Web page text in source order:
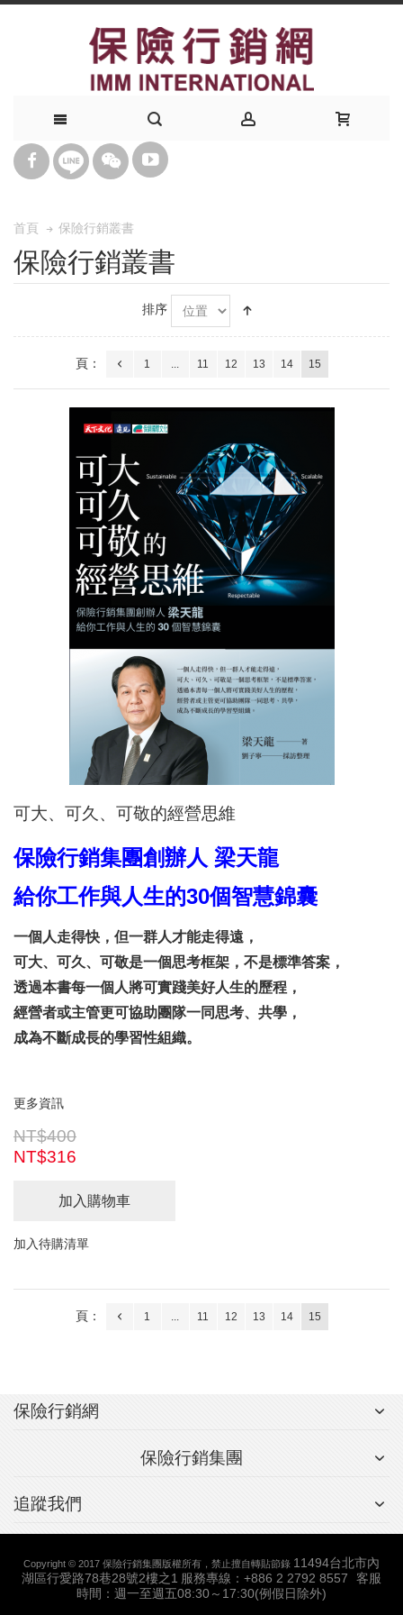
首頁 保險行銷叢書
保險行銷叢書
排序
頁： 1 ... 11 12 13 14 15
可大、可久、可敬的經營思維
保險行銷集團創辦人 梁天龍
給你工作與人生的30個智慧錦囊
一個人走得快，但一群人才能走得遠，
可大、可久、可敬是一個思考框架，不是標準答案，
透過本書每一個人將可實踐美好人生的歷程，
經營者或主管更可協助團隊一同思考、共學，
成為不斷成長的學習性組織。
更多資訊
NT$400
NT$316
加入購物車
加入待購清單
頁： 1 ... 11 12 13 14 15
保險行銷網
保險行銷集團
追蹤我們
Copyright © 2017 保險行銷集團版權所有，禁止擅自轉貼節錄 11494台北市內
湖區行愛路78巷28號2樓之1 服務專線：+886 2 2792 8557
客服
時間：週一至週五08:30～17:30(例假日除外)